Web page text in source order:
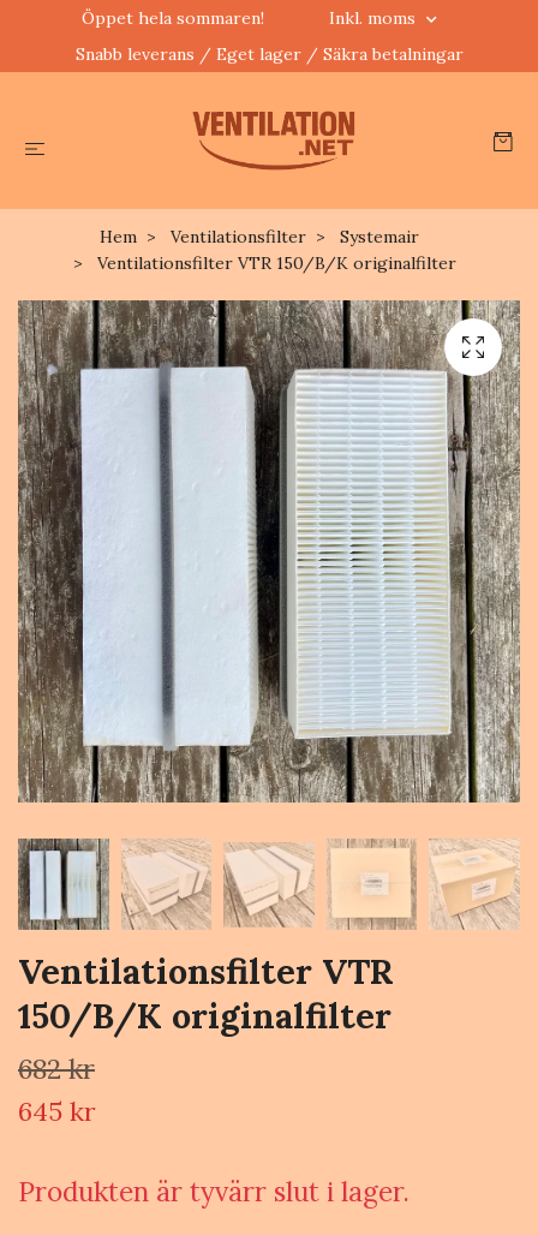
Öppet hela sommaren!
Inkl. moms
Snabb leverans / Eget lager / Säkra betalningar
Hem Ventilationsfilter
Systemair
Ventilationsfilter VTR 150/B/K originalfilter
Ventilationsfilter VTR
150/B/K originalfilter
682 kr
645 kr
Produkten är tyvärr slut i lager.